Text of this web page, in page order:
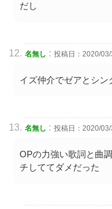
だし
名無し : 投稿日：2020/
イズ仲介でゼアとシン
名無し : 投稿日：2020/
OPの力強い歌詞と曲
チしててダメだった